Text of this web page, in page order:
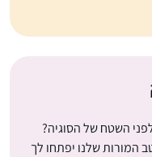
השטח של הסוגיה?
המורות שלנו יפתחו לך